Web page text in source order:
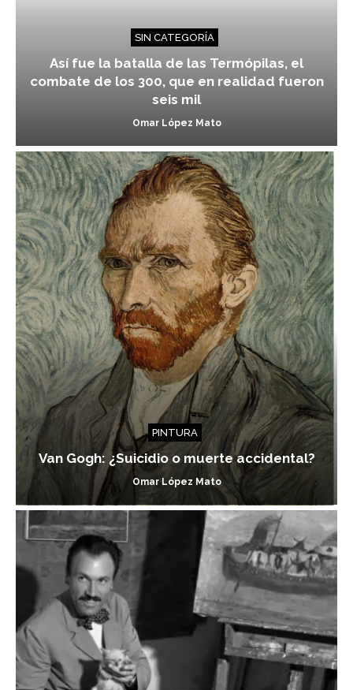
SIN CATEGORÍA
Así fue la batalla de las Termópilas, el
combate de los 300, que en realidad fueron
seis mil
Omar López Mato
PINTURA
Van Gogh: ¿Suicidio o muerte accidental?
Omar López Mato